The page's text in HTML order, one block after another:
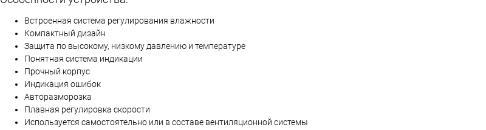
Встроенная система регулирования влажности
Компактный дизайн
Защита по высокому, низкому давлению и температуре
Понятная система индикации
Прочный корпус
Индикация ошибок
Авторазморозка
Плавная регулировка скорости
Используется самостоятельно или в составе вентиляционной системы